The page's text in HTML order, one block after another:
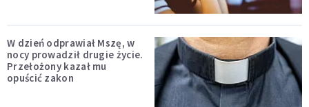
W dzień odprawiał Mszę, w
nocy prowadził drugie życie.
Przełożony kazał mu
opuścić zakon